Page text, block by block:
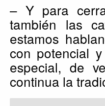
– Y para
también las
estamos
con potencial
especial, de
continua la